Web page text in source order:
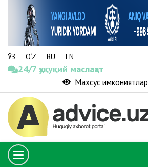
ЎЗ O‘Z RU EN
24/7 ҳуқуқий маслаҳат
Махсус имкониятлар